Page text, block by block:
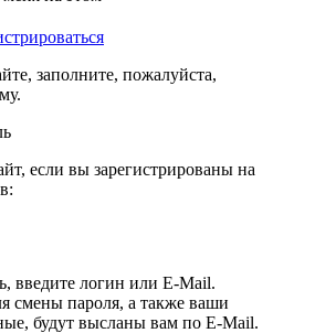
заполните, пожалуйста,
если вы зарегистрированы на
введите логин или E-Mail.
смены пароля, а также ваши
будут высланы вам по E-Mail.